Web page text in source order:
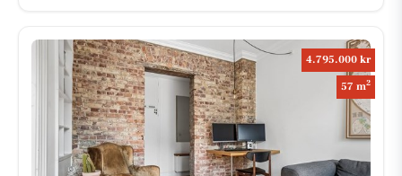
4.795.000 kr
57 m2